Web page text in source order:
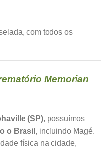
com todos os
Memorian
(SP), possuímos
o Brasil , incluindo Magé.
física na cidade,